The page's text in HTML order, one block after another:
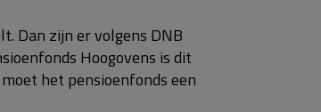
Dan zijn er volgens DNB
Hoogovens is dit
het pensioenfonds een